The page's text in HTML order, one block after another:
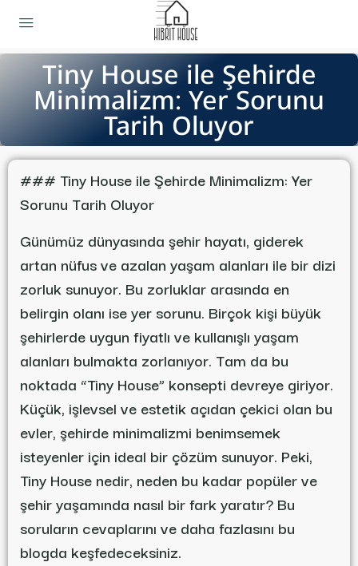
Tiny House ile Şehirde
Minimalizm: Yer Sorunu
Tarih Oluyor
### Tiny House ile Şehirde Minimalizm: Yer
Sorunu Tarih Oluyor
Günümüz dünyasında şehir hayatı, giderek
artan nüfus ve azalan yaşam alanları ile bir dizi
zorluk sunuyor. Bu zorluklar arasında en
belirgin olanı ise yer sorunu. Birçok kişi büyük
şehirlerde uygun fiyatlı ve kullanışlı yaşam
alanları bulmakta zorlanıyor. Tam da bu
noktada “Tiny House” konsepti devreye giriyor.
Küçük, işlevsel ve estetik açıdan çekici olan bu
evler, şehirde minimalizmi benimsemek
isteyenler için ideal bir çözüm sunuyor. Peki,
Tiny House nedir, neden bu kadar popüler ve
şehir yaşamında nasıl bir fark yaratır? Bu
soruların cevaplarını ve daha fazlasını bu
blogda keşfedeceksiniz.